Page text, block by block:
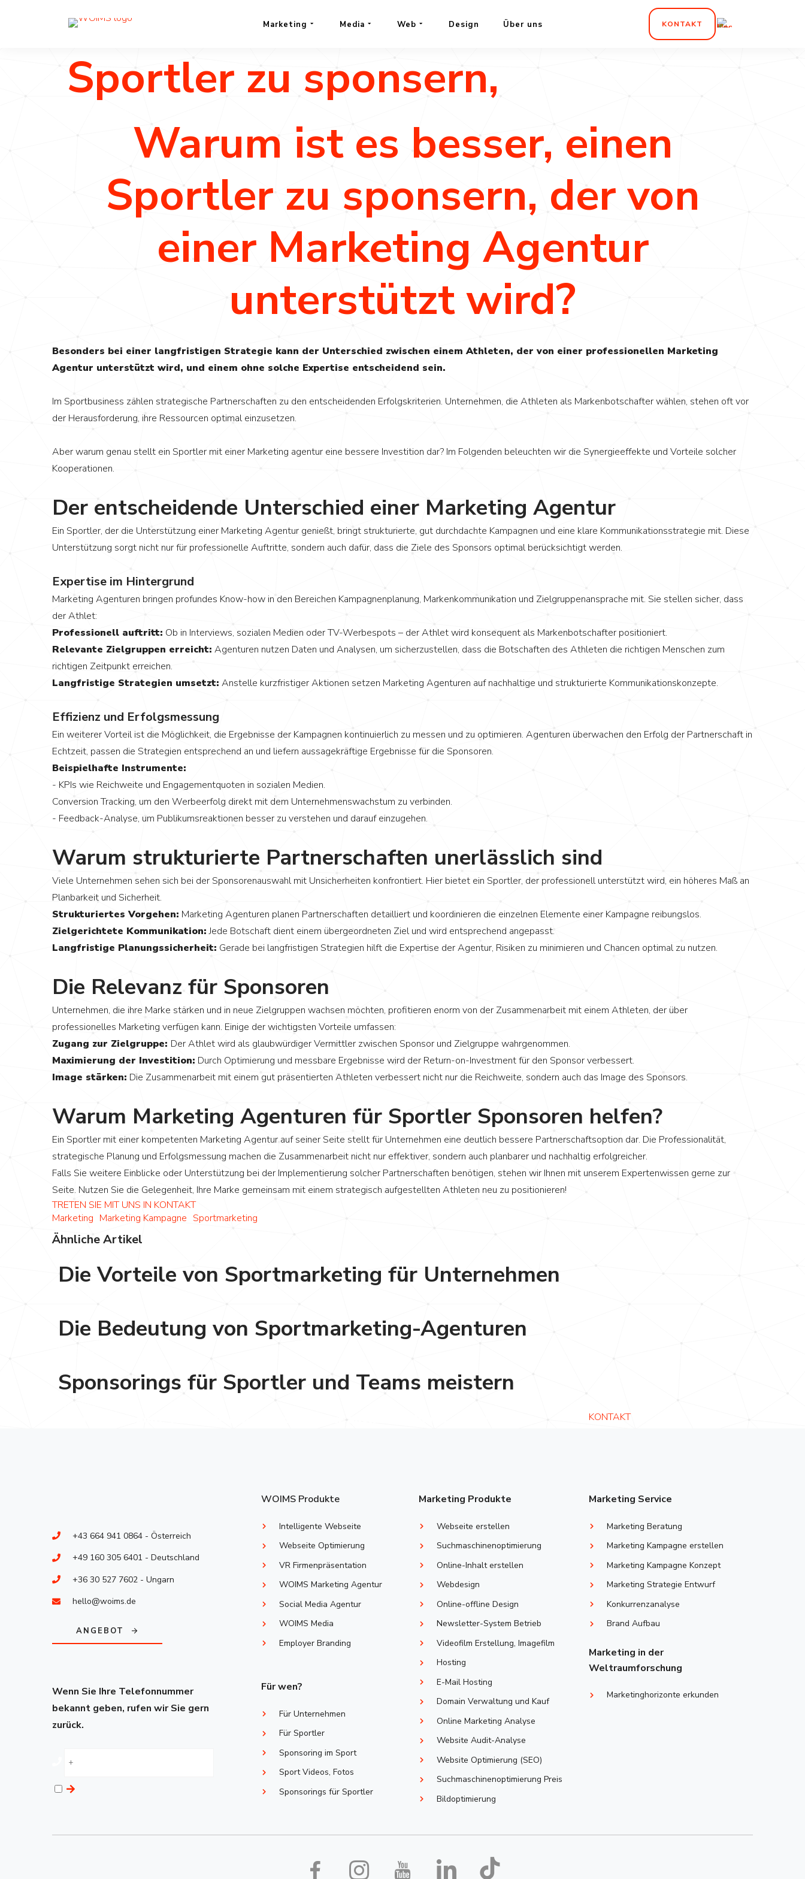
Marketing Media Web Design Über uns KONTAKT
Warum ist es besser, einen
Sportler zu sponsern,
Warum ist es besser, einen
Sportler zu sponsern, der von
einer Marketing Agentur
unterstützt wird?
Besonders bei einer langfristigen Strategie kann der Unterschied zwischen einem Athleten, der von einer professionellen Marketing
Agentur unterstützt wird, und einem ohne solche Expertise entscheidend sein.
Im Sportbusiness zählen strategische Partnerschaften zu den entscheidenden Erfolgskriterien. Unternehmen, die Athleten als Markenbotschafter wählen, stehen oft vor
der Herausforderung, ihre Ressourcen optimal einzusetzen.
Aber warum genau stellt ein Sportler mit einer Marketing agentur eine bessere Investition dar? Im Folgenden beleuchten wir die Synergieeffekte und Vorteile solcher
Kooperationen.
Der entscheidende Unterschied einer Marketing Agentur
Ein Sportler, der die Unterstützung einer Marketing Agentur genießt, bringt strukturierte, gut durchdachte Kampagnen und eine klare Kommunikationsstrategie mit. Diese
Unterstützung sorgt nicht nur für professionelle Auftritte, sondern auch dafür, dass die Ziele des Sponsors optimal berücksichtigt werden.
Expertise im Hintergrund
Marketing Agenturen bringen profundes Know-how in den Bereichen Kampagnenplanung, Markenkommunikation und Zielgruppenansprache mit. Sie stellen sicher, dass
der Athlet:
Professionell auftritt: Ob in Interviews, sozialen Medien oder TV-Werbespots – der Athlet wird konsequent als Markenbotschafter positioniert.
Relevante Zielgruppen erreicht: Agenturen nutzen Daten und Analysen, um sicherzustellen, dass die Botschaften des Athleten die richtigen Menschen zum
richtigen Zeitpunkt erreichen.
Langfristige Strategien umsetzt: Anstelle kurzfristiger Aktionen setzen Marketing Agenturen auf nachhaltige und strukturierte Kommunikationskonzepte.
Effizienz und Erfolgsmessung
Ein weiterer Vorteil ist die Möglichkeit, die Ergebnisse der Kampagnen kontinuierlich zu messen und zu optimieren. Agenturen überwachen den Erfolg der Partnerschaft in
Echtzeit, passen die Strategien entsprechend an und liefern aussagekräftige Ergebnisse für die Sponsoren.
Beispielhafte Instrumente:
- KPIs wie Reichweite und Engagementquoten in sozialen Medien.
Conversion Tracking, um den Werbeerfolg direkt mit dem Unternehmenswachstum zu verbinden.
- Feedback-Analyse, um Publikumsreaktionen besser zu verstehen und darauf einzugehen.
Warum strukturierte Partnerschaften unerlässlich sind
Viele Unternehmen sehen sich bei der Sponsorenauswahl mit Unsicherheiten konfrontiert. Hier bietet ein Sportler, der professionell unterstützt wird, ein höheres Maß an
Planbarkeit und Sicherheit.
Strukturiertes Vorgehen: Marketing Agenturen planen Partnerschaften detailliert und koordinieren die einzelnen Elemente einer Kampagne reibungslos.
Zielgerichtete Kommunikation:Jede Botschaft dient einem übergeordneten Ziel und wird entsprechend angepasst.
Langfristige Planungssicherheit: Gerade bei langfristigen Strategien hilft die Expertise der Agentur, Risiken zu minimieren und Chancen optimal zu nutzen.
Die Relevanz für Sponsoren
Unternehmen, die ihre Marke stärken und in neue Zielgruppen wachsen möchten, profitieren enorm von der Zusammenarbeit mit einem Athleten, der über
professionelles Marketing verfügen kann. Einige der wichtigsten Vorteile umfassen:
Zugang zur Zielgruppe: Der Athlet wird als glaubwürdiger Vermittler zwischen Sponsor und Zielgruppe wahrgenommen.
Maximierung der Investition: Durch Optimierung und messbare Ergebnisse wird der Return-on-Investment für den Sponsor verbessert.
Image stärken: Die Zusammenarbeit mit einem gut präsentierten Athleten verbessert nicht nur die Reichweite, sondern auch das Image des Sponsors.
Warum Marketing Agenturen für Sportler Sponsoren helfen?
Ein Sportler mit einer kompetenten Marketing Agentur auf seiner Seite stellt für Unternehmen eine deutlich bessere Partnerschaftsoption dar. Die Professionalität,
strategische Planung und Erfolgsmessung machen die Zusammenarbeit nicht nur effektiver, sondern auch planbarer und nachhaltig erfolgreicher.
Falls Sie weitere Einblicke oder Unterstützung bei der Implementierung solcher Partnerschaften benötigen, stehen wir Ihnen mit unserem Expertenwissen gerne zur
Seite. Nutzen Sie die Gelegenheit, Ihre Marke gemeinsam mit einem strategisch aufgestellten Athleten neu zu positionieren!
TRETEN SIE MIT UNS IN KONTAKT
Marketing Marketing Kampagne Sportmarketing
Ähnliche Artikel
Die Vorteile von Sportmarketing für Unternehmen
Die Bedeutung von Sportmarketing-Agenturen
Sponsorings ​für Sportler und Teams meistern
KONTAKT
+43 664 941 0864 - Österreich
+49 160 305 6401 - Deutschland
+36 30 527 7602 - Ungarn
hello@woims.de
ANGEBOT
Wenn Sie Ihre Telefonnummer
bekannt geben, rufen wir Sie gern
zurück.
WOIMS Produkte
Intelligente Webseite
Webseite Optimierung
VR Firmenpräsentation
WOIMS Marketing Agentur
Social Media Agentur
WOIMS Media
Employer Branding
Für wen?
Für Unternehmen
Für Sportler
Sponsoring im Sport
Sport Videos, Fotos
Sponsorings ​für Sportler
Marketing Produkte
Webseite erstellen
Suchmaschinenoptimierung
Online-Inhalt erstellen
Webdesign
Online-offline Design
Newsletter-System Betrieb
Videofilm Erstellung, Imagefilm
Hosting
E-Mail Hosting
Domain Verwaltung und Kauf
Online Marketing Analyse
Website Audit-Analyse
Website Optimierung (SEO)
Suchmaschinenoptimierung Preis
Bildoptimierung
Marketing Service
Marketing Beratung
Marketing Kampagne erstellen
Marketing Kampagne Konzept
Marketing Strategie Entwurf
Konkurrenzanalyse
Brand Aufbau
Marketing in der
Weltraumforschung
Marketinghorizonte erkunden